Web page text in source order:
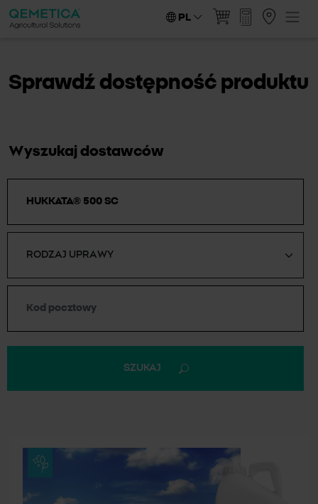
PL
Sprawdź dostępność produktu
Wyszukaj dostawców
SZUKAJ